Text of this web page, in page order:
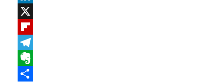
LinkedIn
Flipboard
Telegram
Evernote